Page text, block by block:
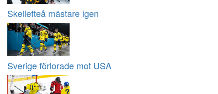
Skellefteå mästare igen
Sverige förlorade mot USA